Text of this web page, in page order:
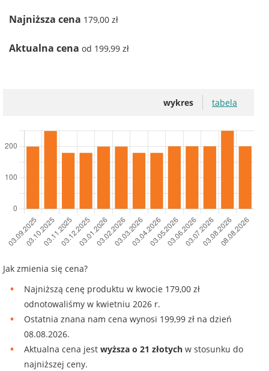
Najniższa cena 179,00 zł
Aktualna cena od 199,99 zł
wykres tabela
Jak zmienia się cena?
Najniższą cenę produktu w kwocie 179,00 zł
odnotowaliśmy w kwietniu 2026 r.
Ostatnia znana nam cena wynosi 199,99 zł na dzień
08.08.2026.
Aktualna cena jest wyższa o 21 złotych w stosunku do
najniższej ceny.